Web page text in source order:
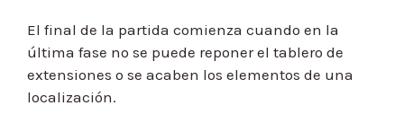
El final de la partida comienza cuando en la
última fase no se puede reponer el tablero de
extensiones o se acaben los elementos de una
localización.